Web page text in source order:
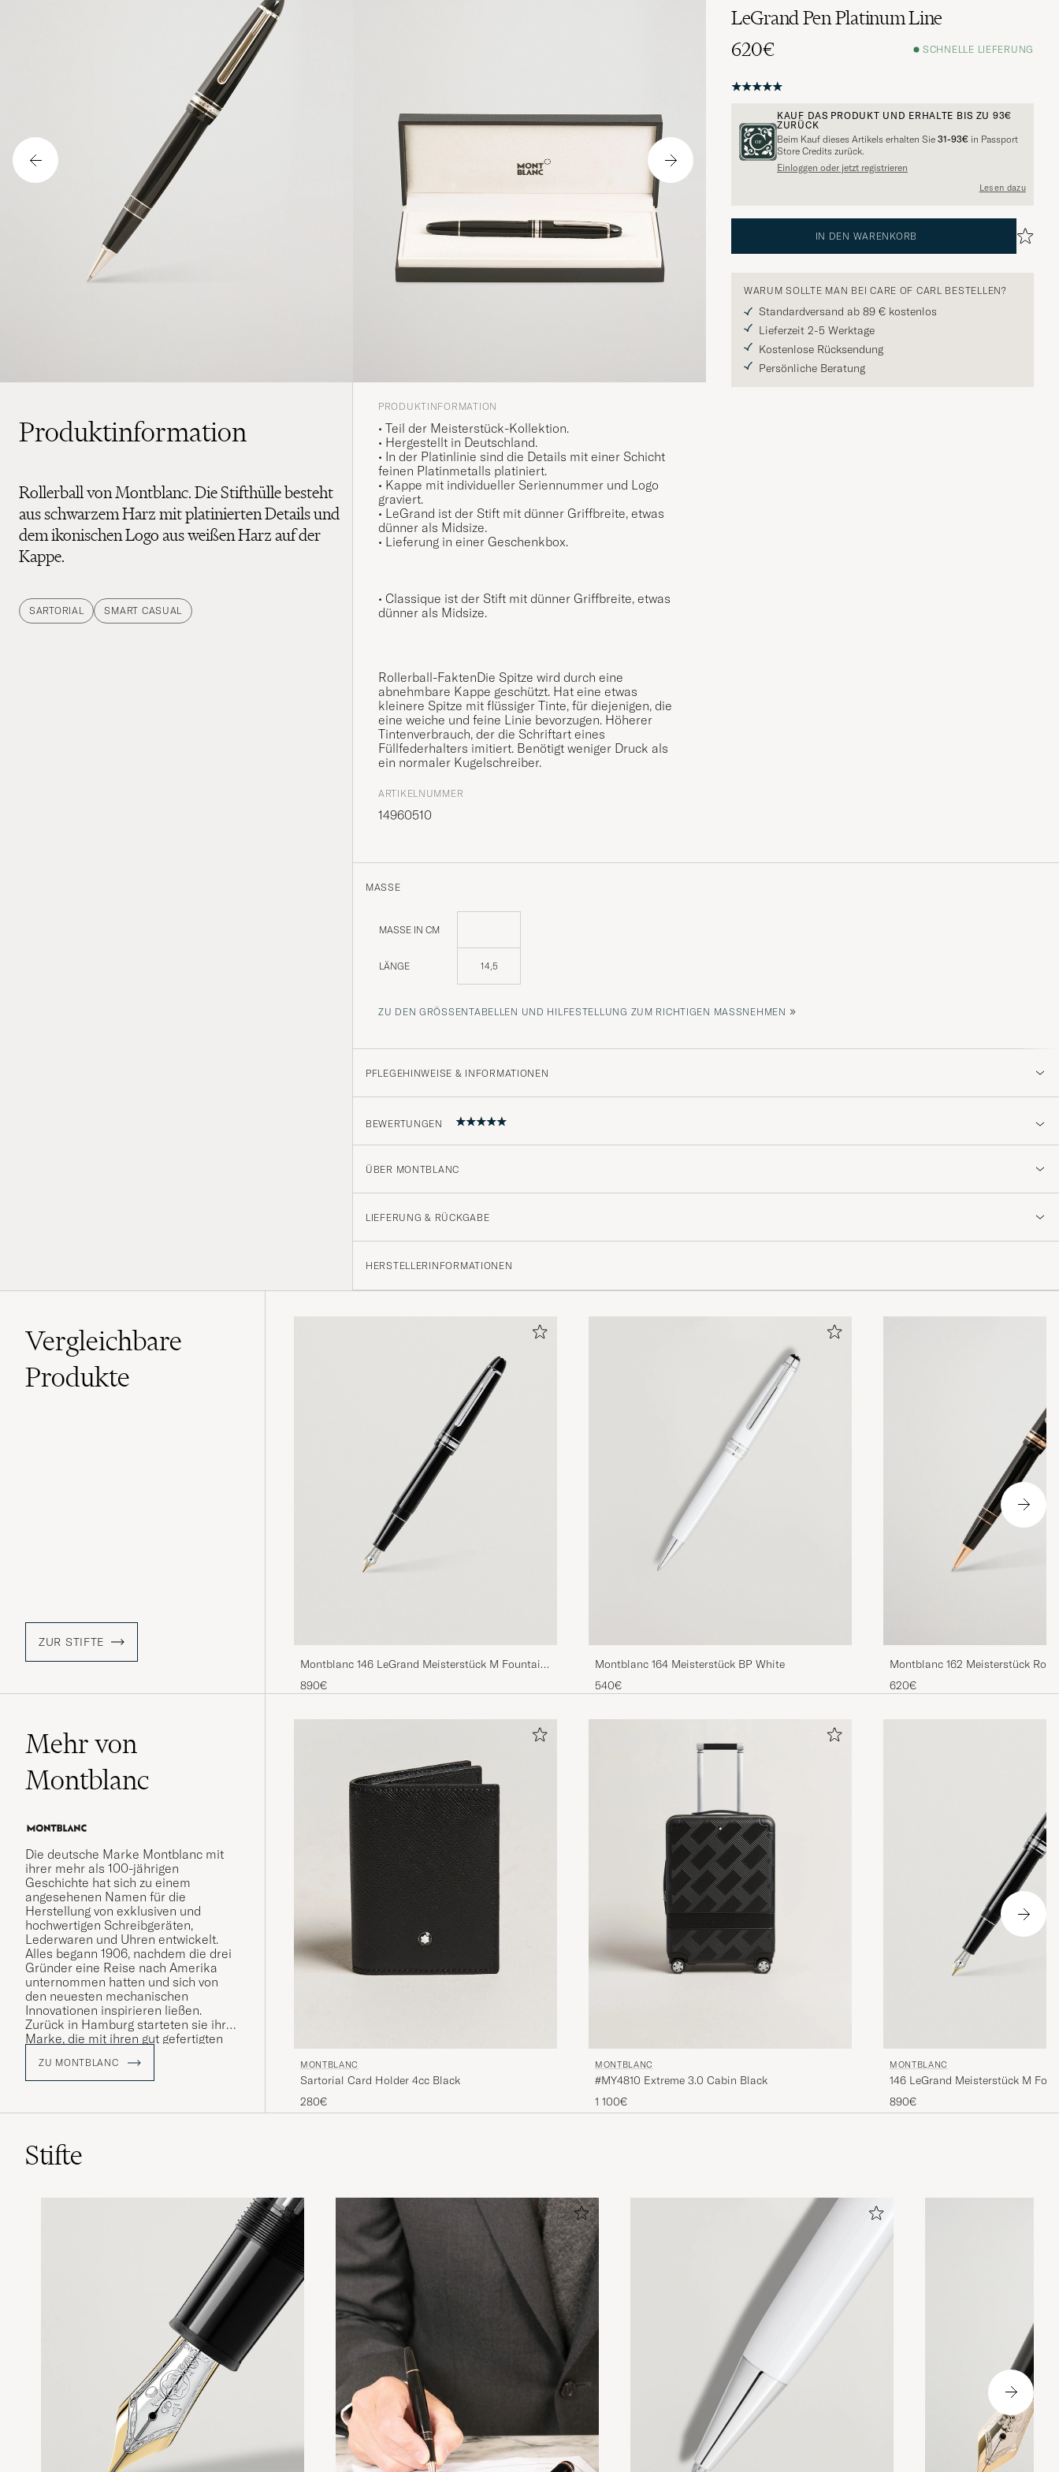
LeGrand Pen Platinum Line
620€
SCHNELLE LIEFERUNG
KAUF DAS PRODUKT UND ERHALTE BIS ZU 93€
ZURÜCK
Beim Kauf dieses Artikels erhalten Sie 31-93€ in Passport
Store Credits zurück.
Einloggen oder jetzt registrieren
Lesen dazu
IN DEN WARENKORB
WARUM SOLLTE MAN BEI CARE OF CARL BESTELLEN?
Standardversand ab 89 € kostenlos
Lieferzeit 2-5 Werktage
Kostenlose Rücksendung
Persönliche Beratung
Produktinformation
Rollerball von Montblanc. Die Stifthülle besteht
aus schwarzem Harz mit platinierten Details und
dem ikonischen Logo aus weißen Harz auf der
Kappe.
SARTORIAL SMART CASUAL
PRODUKTINFORMATION
• Teil der Meisterstück-Kollektion.
• Hergestellt in Deutschland.
• In der Platinlinie sind die Details mit einer Schicht
feinen Platinmetalls platiniert.
• Kappe mit individueller Seriennummer und Logo
graviert.
• LeGrand ist der Stift mit dünner Griffbreite, etwas
dünner als Midsize.
• Lieferung in einer Geschenkbox.
• Classique ist der Stift mit dünner Griffbreite, etwas
dünner als Midsize.
Rollerball-FaktenDie Spitze wird durch eine
abnehmbare Kappe geschützt. Hat eine etwas
kleinere Spitze mit flüssiger Tinte, für diejenigen, die
eine weiche und feine Linie bevorzugen. Höherer
Tintenverbrauch, der die Schriftart eines
Füllfederhalters imitiert. Benötigt weniger Druck als
ein normaler Kugelschreiber.
ARTIKELNUMMER
14960510
MASSE
MASSE IN CM
LÄNGE 14,5
ZU DEN GRÖSSENTABELLEN UND HILFESTELLUNG ZUM RICHTIGEN MASSNEHMEN »
PFLEGEHINWEISE & INFORMATIONEN
BEWERTUNGEN
5
ÜBER MONTBLANC
LIEFERUNG & RÜCKGABE
HERSTELLERINFORMATIONEN
Vergleichbare
Produkte
ZUR STIFTE
Montblanc 146 LeGrand Meisterstück M Fountain
Pen Platinum Line
890€
Montblanc 164 Meisterstück BP White
540€
Montblanc 162 Meisterstück
Pen Black/Red Gold
620€
Mehr von
Montblanc
Die deutsche Marke Montblanc mit
ihrer mehr als 100-jährigen
Geschichte hat sich zu einem
angesehenen Namen für die
Herstellung von exklusiven und
hochwertigen Schreibgeräten,
Lederwaren und Uhren entwickelt.
Alles begann 1906, nachdem die drei
Gründer eine Reise nach Amerika
unternommen hatten und sich von
den neuesten mechanischen
Innovationen inspirieren ließen.
Zurück in Hamburg starteten sie ihre
Marke, die mit ihren gut gefertigten
Schreibens von Hand revolutionieren
sollte.
ZU MONTBLANC MONTBLANC
Sartorial Card Holder 4cc Black
280€
MONTBLANC
#MY4810 Extreme 3.0 Cabin Black
1 100€
MONTBLANC
146 LeGrand Meisterstück M
Platinum Line
890€
Stifte